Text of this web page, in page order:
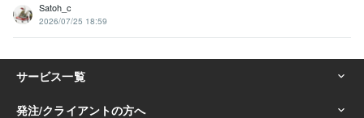
Satoh_c
2026/07/25 18:59